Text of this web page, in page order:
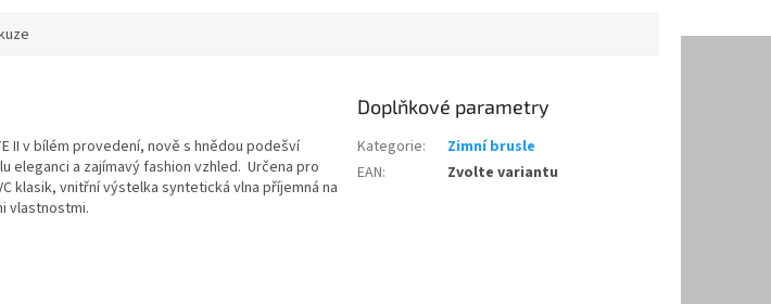
II v bílém provedení, nově s hnědou podešví
eleganci a zajímavý fashion vzhled. Určena pro
klasik, vnitřní výstelka syntetická vlna příjemná na
vlastnostmi.
Doplňkové parametry
Kategorie:
Zimní brusle
EAN: Zvolte variantu